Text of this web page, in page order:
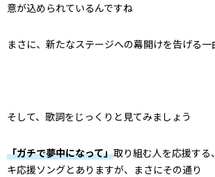
意が込められているんですね
まさに、新たなステージへの幕開けを告げる
そして、歌詞をじっくりと見てみましょう
「ガチで夢中になって」取り組む人を応援する
キ応援ソングとありますが、まさにその通り